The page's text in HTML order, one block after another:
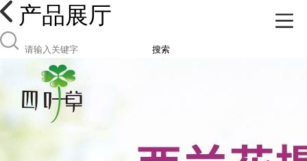
产品展厅
搜索